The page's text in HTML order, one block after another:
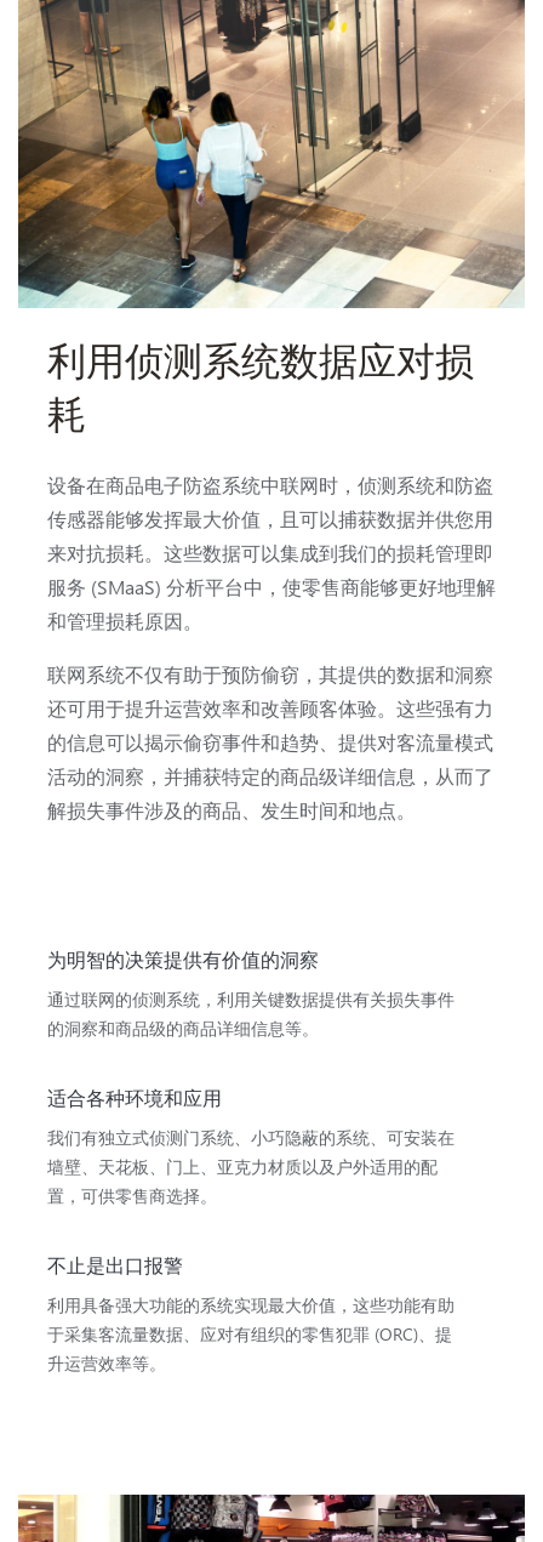
利用侦测系统数据应对损
耗
设备在商品电子防盗系统中联网时，侦测系统和防盗
传感器能够发挥最大价值，且可以捕获数据并供您用
来对抗损耗。这些数据可以集成到我们的损耗管理即
服务 (SMaaS) 分析平台中，使零售商能够更好地理解
和管理损耗原因。
联网系统不仅有助于预防偷窃，其提供的数据和洞察
还可用于提升运营效率和改善顾客体验。这些强有力
的信息可以揭示偷窃事件和趋势、提供对客流量模式
活动的洞察，并捕获特定的商品级详细信息，从而了
解损失事件涉及的商品、发生时间和地点。
为明智的决策提供有价值的洞察
通过联网的侦测系统，利用关键数据提供有关损失事件
的洞察和商品级的商品详细信息等。
适合各种环境和应用
我们有独立式侦测门系统、小巧隐蔽的系统、可安装在
墙壁、天花板、门上、亚克力材质以及户外适用的配
置，可供零售商选择。
不止是出口报警
利用具备强大功能的系统实现最大价值，这些功能有助
于采集客流量数据、应对有组织的零售犯罪 (ORC)、提
升运营效率等。